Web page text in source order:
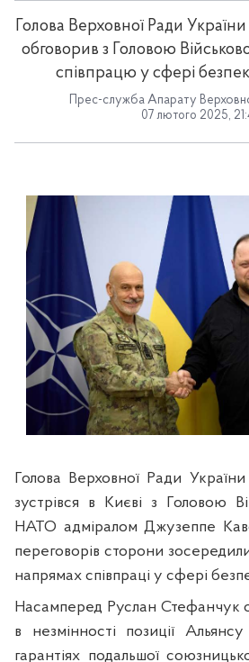
Голова Верховної Ради
обговорив з Головою
співпрацю у сфері
Прес-служба Апарату
07 лютого 2025,
Голова Верховної Ради
зустрівся
в Києві з Головою
НАТО адміралом Джузеппе
переговорів сторони
напрямах співпраці у сфері
Насамперед Руслан Стефанчук
в незмінності позиції
гарантіях подальшої